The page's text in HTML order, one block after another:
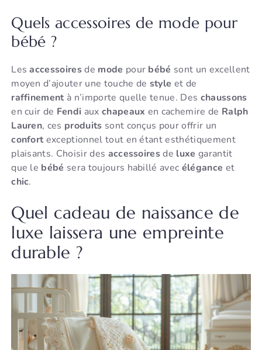
Quels accessoires de mode pour
bébé ?
Lesaccessoiresde mode pour bébé sont un excellent
moyen d’ajouter une touche de style et de
raffinement à n’importe quelle tenue. Des chaussons
en cuir de Fendi aux chapeaux en cachemire de Ralph
Lauren, ces produits sont conçus pour offrir un
confort exceptionnel tout en étant esthétiquement
plaisants. Choisir des accessoiresde luxe garantit
que le bébé sera toujours habillé avec élégance et
chic.
Quel cadeau de naissance de
luxe laissera une empreinte
durable ?